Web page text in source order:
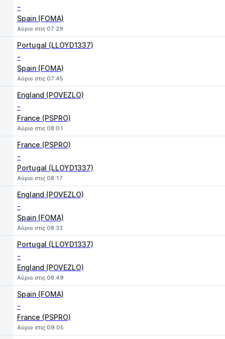
-
Spain (FOMA)
Αύριο στις 07:29
Portugal (LLOYD1337)
-
Spain (FOMA)
Αύριο στις 07:45
England (POVEZLO)
-
France (PSPRO)
Αύριο στις 08:01
France (PSPRO)
-
Portugal (LLOYD1337)
Αύριο στις 08:17
England (POVEZLO)
-
Spain (FOMA)
Αύριο στις 08:33
Portugal (LLOYD1337)
-
England (POVEZLO)
Αύριο στις 08:49
Spain (FOMA)
-
France (PSPRO)
Αύριο στις 09:05